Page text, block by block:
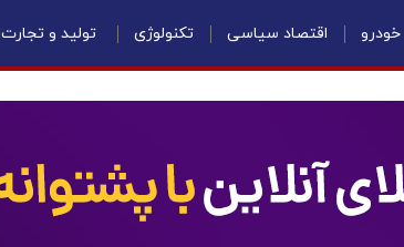
خودرو اقتصاد سیاسی تکنولوژی تولید و تجارت